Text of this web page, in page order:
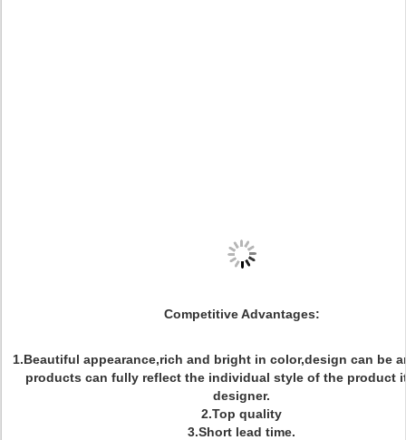
Competitive Advantages:
1.Beautiful appearance,rich and bright in color,design can be
products can fully reflect the individual style of the product
designer.
2.Top quality
3.Short lead time.